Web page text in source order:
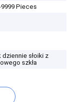
Pieces
słoiki z
szkła